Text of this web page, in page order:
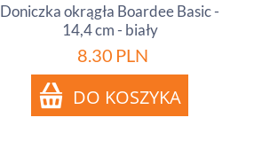
Doniczka okrągła Boardee Basic -
14,4 cm - biały
8.30 PLN